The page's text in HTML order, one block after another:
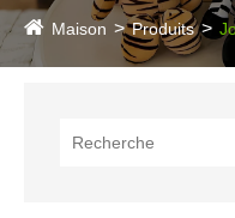
Maison Produits